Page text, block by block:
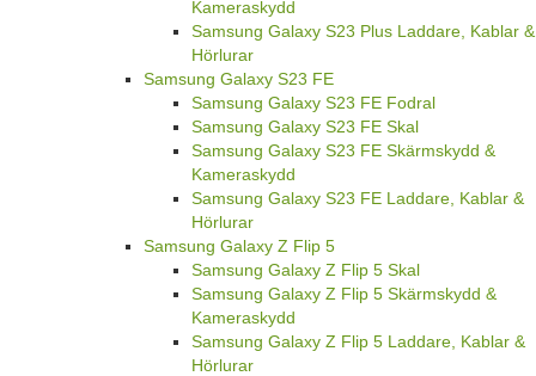
Kameraskydd
Samsung Galaxy S23 Plus Laddare, Kablar &
Hörlurar
Samsung Galaxy S23 FE
Samsung Galaxy S23 FE Fodral
Samsung Galaxy S23 FE Skal
Samsung Galaxy S23 FE Skärmskydd &
Kameraskydd
Samsung Galaxy S23 FE Laddare, Kablar &
Hörlurar
Samsung Galaxy Z Flip 5
Samsung Galaxy Z Flip 5 Skal
Samsung Galaxy Z Flip 5 Skärmskydd &
Kameraskydd
Samsung Galaxy Z Flip 5 Laddare, Kablar &
Hörlurar